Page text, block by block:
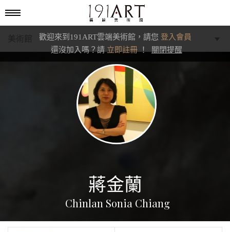
歡迎來到191ART雲端美術館，請您 登入會員
還沒加入嗎？請 立即註冊！ 關閉提醒
蔣金蘭
Chinlan Sonia Chiang